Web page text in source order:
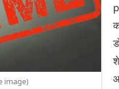
image)